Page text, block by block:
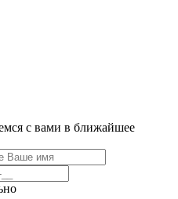
с вами в ближайшее